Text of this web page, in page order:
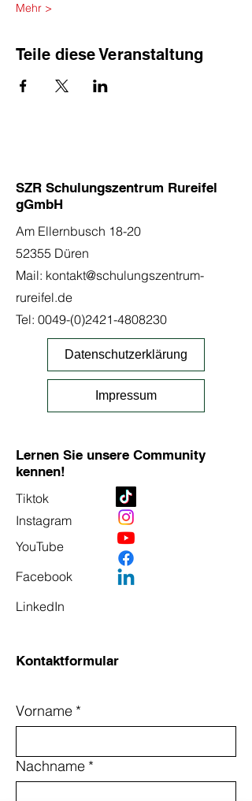
Mehr >
Teile diese Veranstaltung
SZR Schulungszentrum Rureifel
gGmbH
Am Ellernbusch 18-20
52355 Düren
Mail: kontakt@schulungszentrum-
rureifel.de
Tel: 0049-(0)2421-4808230
Datenschutzerklärung
Impressum
Lernen Sie unsere Community
kennen!
Tiktok
Instagram
YouTube
Facebook
LinkedIn
Kontaktformular
Vorname *
Nachname *